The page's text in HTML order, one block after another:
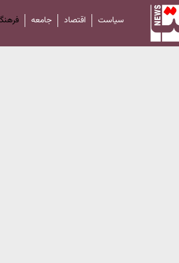
سیاست اقتصاد جامعه